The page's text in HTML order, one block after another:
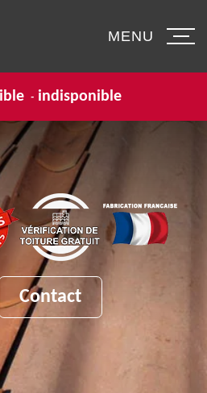
- indisponible
MENU
Contact